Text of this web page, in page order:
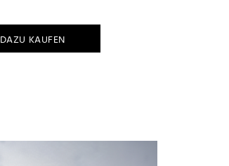
DAZU KAUFEN